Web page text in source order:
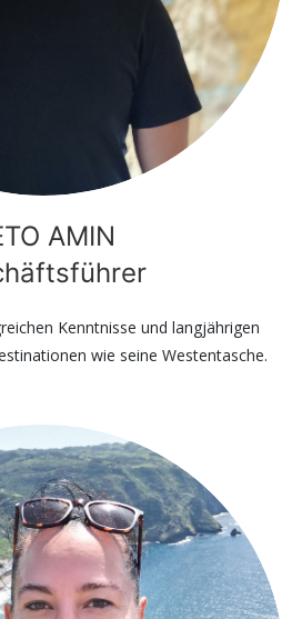
AMIN
Kenntnisse und langjährigen
wie seine Westentasche.